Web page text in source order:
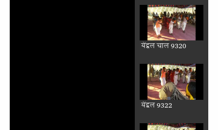
येंद्वल चाल 9320
येंद्वल 9322